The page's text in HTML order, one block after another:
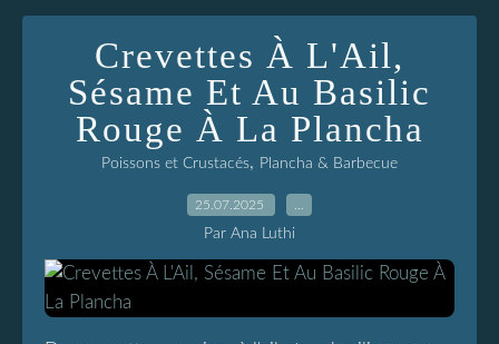
Crevettes À L'Ail,
Sésame Et Au Basilic
Rouge À La Plancha
Poissons et Crustacés, Plancha & Barbecue
25.07.2025
Par Ana Luthi